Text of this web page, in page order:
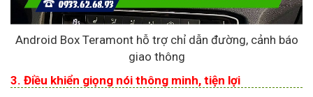
Android Box Teramont hỗ trợ chỉ dẫn đường, cảnh báo
giao thông
3. Điều khiển giọng nói thông minh, tiện lợi